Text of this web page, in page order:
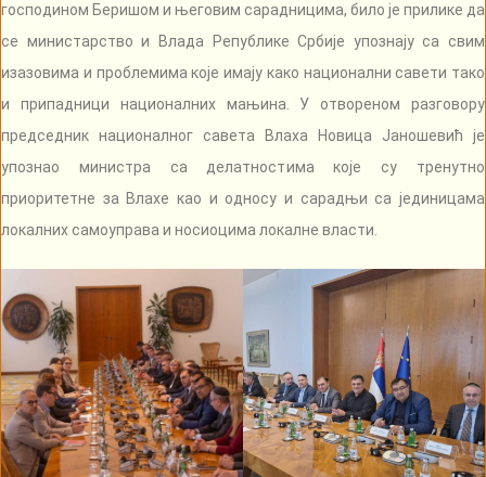
господином Беришом и његовим сарадницима, било је прилике да
се министарство и Влада Републике Србије упознају са свим
изазовима и проблемима које имају како национални савети тако
и припадници националних мањина. У отвореном разговору
председник националног савета Влаха Новица Јаношевић је
упознао министра са делатностима које су тренутно
приоритетне за Влахе као и односу и сарадњи са јединицама
локалних самоуправа и носиоцима локалне власти.